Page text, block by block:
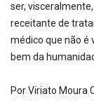
ser,
receitante de
médico que não é
bem da
Por Viriato Moura